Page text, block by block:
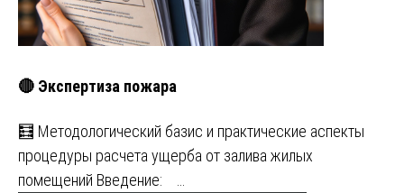
🔴 Экспертиза пожара
🧮 Методологический базис и практические аспекты
процедуры расчета ущерба от залива жилых
помещений Введение: …